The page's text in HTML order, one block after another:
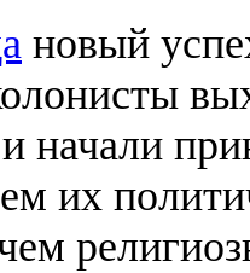
новый
начали
их